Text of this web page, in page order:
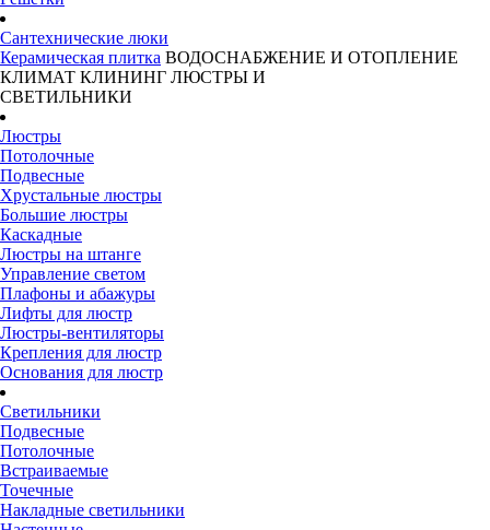
Сантехнические люки
Керамическая плитка ВОДОСНАБЖЕНИЕ И ОТОПЛЕНИЕ
КЛИМАТ КЛИНИНГ ЛЮСТРЫ И
СВЕТИЛЬНИКИ
Люстры
Потолочные
Подвесные
Хрустальные люстры
Большие люстры
Каскадные
Люстры на штанге
Управление светом
Плафоны и абажуры
Лифты для люстр
Люстры-вентиляторы
Крепления для люстр
Основания для люстр
Светильники
Подвесные
Потолочные
Встраиваемые
Точечные
Накладные светильники